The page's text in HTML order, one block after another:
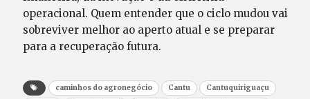
operacional. Quem entender que o ciclo mudou vai
sobreviver melhor ao aperto atual e se preparar
para a recuperação futura.
caminhos do agronegócio Cantu
Cantuquiriguaçu